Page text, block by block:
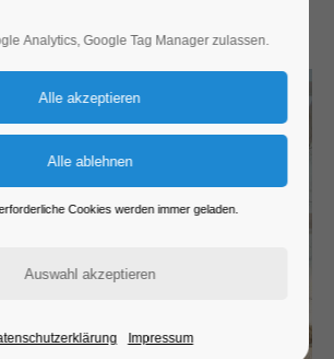
Analytics, Google Tag Manager zulassen.
Cookies werden immer geladen.
Impressum